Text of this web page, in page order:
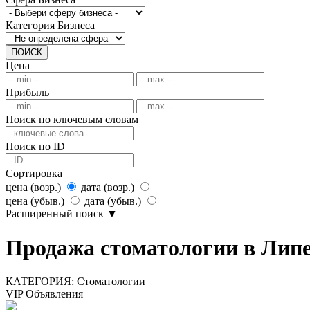
Категория Бизнеса
ПОИСК
Цена
Прибыль
Поиск по ключевым словам
Поиск по ID
Сортировка
цена (возр.)
дата (возр.)
цена (убыв.)
дата (убыв.)
Расширенный поиск ▼
Продажа стоматологии в
КАТЕГОРИЯ: Стоматологии
VIP Объявления